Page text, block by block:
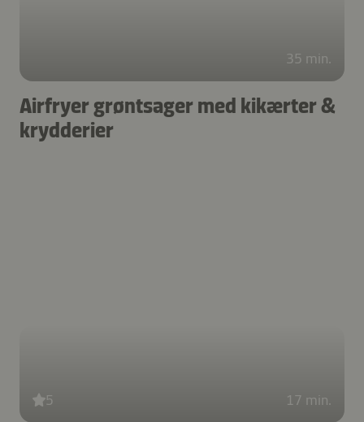
35 min.
Airfryer grøntsager med kikærter &
krydderier
5 17 min.